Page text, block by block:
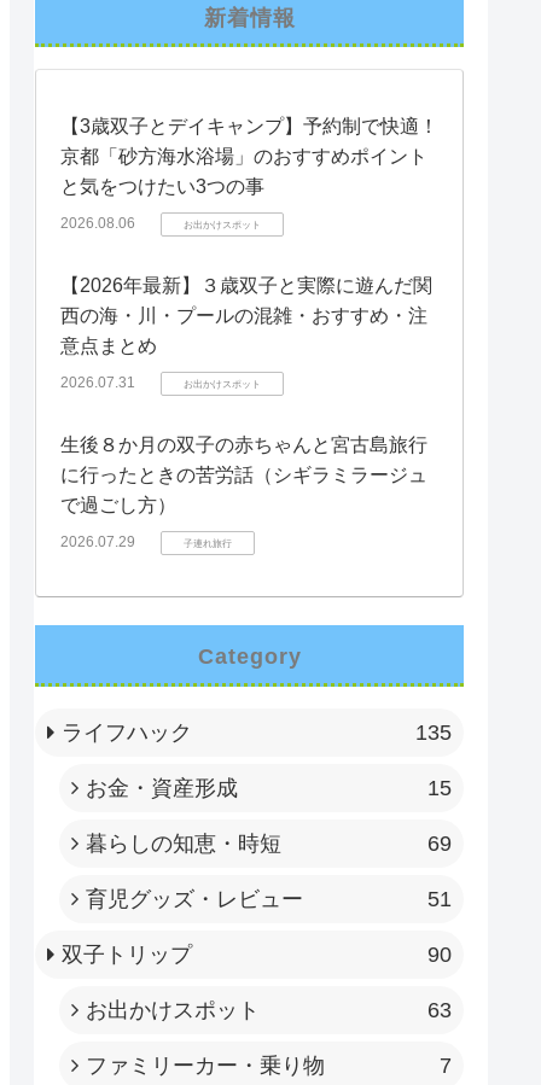
新着情報
【3歳双子とデイキャンプ】予約制で快適！
京都「砂方海水浴場」のおすすめポイント
と気をつけたい3つの事
2026.08.06 お出かけスポット
【2026年最新】３歳双子と実際に遊んだ関
西の海・川・プールの混雑・おすすめ・注
意点まとめ
2026.07.31 お出かけスポット
生後８か月の双子の赤ちゃんと宮古島旅行
に行ったときの苦労話（シギラミラージュ
で過ごし方）
2026.07.29 子連れ旅行
Category
ライフハック 135
お金・資産形成 15
暮らしの知恵・時短 69
育児グッズ・レビュー 51
双子トリップ 90
お出かけスポット 63
ファミリーカー・乗り物 7